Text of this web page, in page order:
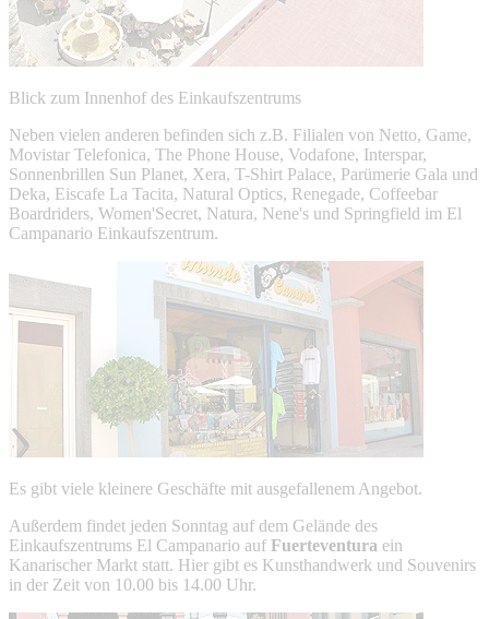
Blick zum Innenhof des Einkaufszentrums
Neben vielen anderen befinden sich z.B. Filialen von Netto, Game,
Movistar Telefonica, The Phone House, Vodafone, Interspar,
Sonnenbrillen Sun Planet, Xera, T-Shirt Palace, Parümerie Gala und
Deka, Eiscafe La Tacita, Natural Optics, Renegade, Coffeebar
Boardriders, Women'Secret, Natura, Nene's und Springfield im El
Campanario Einkaufszentrum.
Es gibt viele kleinere Geschäfte mit ausgefallenem Angebot.
Außerdem findet jeden Sonntag auf dem Gelände des
Einkaufszentrums El Campanario auf Fuerteventura ein
Kanarischer Markt statt. Hier gibt es Kunsthandwerk und Souvenirs
in der Zeit von 10.00 bis 14.00 Uhr.